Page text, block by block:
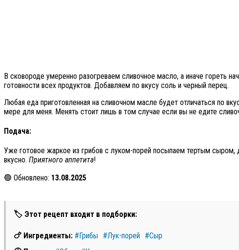
В сковороде умеренно разогреваем сливочное масло, а иначе гореть
готовности всех продуктов. Добавляем по вкусу соль и черный перец.
Любая еда приготовленная на сливочном масле будет отличаться по
мере для меня. Менять стоит лишь в том случае если вы не едите
Подача:
Уже готовое жаркое из грибов с луком-порей посыпаем тертым
вкусно. Приятного аппетита!
🟢 Обновлено: 13.08.2025
🏷 Этот рецепт входит в подборки:
🍗 Ингредиенты: #Грибы #Лук-порей #Сыр